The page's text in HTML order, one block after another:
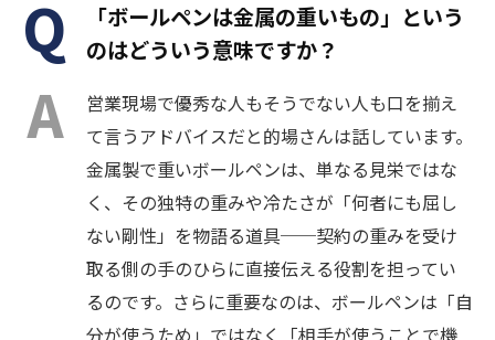
「ボールペンは金属の重いもの」という
のはどういう意味ですか？
営業現場で優秀な人もそうでない人も口を揃え
て言うアドバイスだと的場さんは話しています。
金属製で重いボールペンは、単なる見栄ではな
く、その独特の重みや冷たさが「何者にも屈し
ない剛性」を物語る道具──契約の重みを受け
取る側の手のひらに直接伝える役割を担ってい
るのです。さらに重要なのは、ボールペンは「自
分が使うため」ではなく「相手が使うことで機